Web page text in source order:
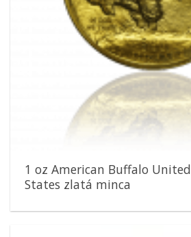
1 oz American Buffalo United
States zlatá minca